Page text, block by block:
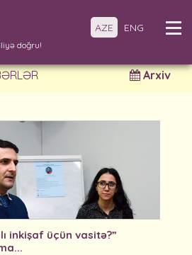
doğru!
AZE ENG
Arxiv
inkişaf üçün vasitə?”